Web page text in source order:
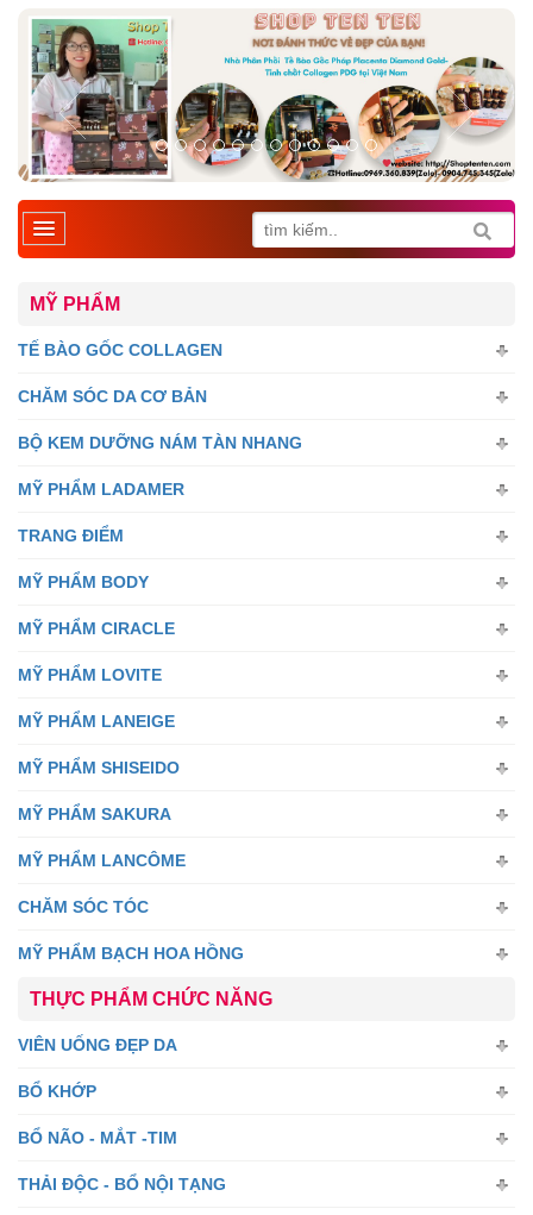
MỸ PHẨM
TẾ BÀO GỐC COLLAGEN
CHĂM SÓC DA CƠ BẢN
BỘ KEM DƯỠNG NÁM TÀN NHANG
MỸ PHẨM LADAMER
TRANG ĐIỂM
MỸ PHẨM BODY
MỸ PHẨM CIRACLE
MỸ PHẨM LOVITE
MỸ PHẨM LANEIGE
MỸ PHẨM SHISEIDO
MỸ PHẨM SAKURA
MỸ PHẨM LANCÔME
CHĂM SÓC TÓC
MỸ PHẨM BẠCH HOA HỒNG
THỰC PHẨM CHỨC NĂNG
VIÊN UỐNG ĐẸP DA
BỔ KHỚP
BỔ NÃO - MẮT -TIM
THẢI ĐỘC - BỔ NỘI TẠNG